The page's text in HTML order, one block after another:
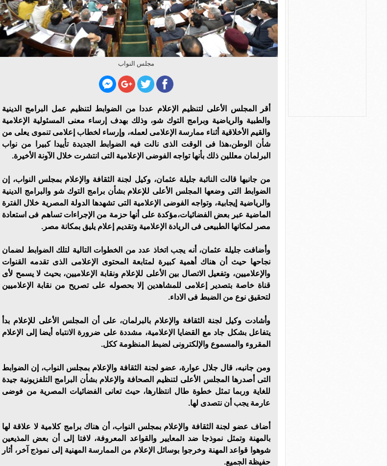
مجلس النواب
أقر المجلس الأعلى لتنظيم الإعلام عددا من الضوابط لتنظيم عمل البرامج الدينية
والطبية والرياضية وبرامج التوك شو، وذلك بهدف إرساء معنى المسئولية الإعلامية
والقيم الأخلاقية أثناء ممارسة الإعلامى لعمله، وإرساء لخطاب إعلامى تنموى يعلى من
شأن الوطن،هذا فى الوقت الذى نالت فيه الضوابط الجديدة تأييدا كبيرا من نواب
البرلمان معللين ذلك بأنها تواجه الفوضى الإعلامية التى انتشرت خلال الآونة الأخيرة.
من جانبها قالت النائبة جليلة عثمان، وكيل لجنة الثقافة والإعلام بمجلس النواب، إن
الضوابط التى وضعها المجلس الأعلى للإعلام بشأن برامج التوك شو والبرامج الدينية
والرياضية إيجابية، وتواجه الفوضى الإعلامية التى تشهدها الدولة المصرية خلال الفترة
الماضية عبر بعض الفضائيات،مؤكدة على أنها حزمة من الإجراءات تساهم فى استعادة
مصر لمكانها الطبيعى فى الريادة الإعلامية وتقديم إعلام يليق بمكانة مصر.
وأضافت جليلة عثمان، أنه يجب اتخاذ عدد من الخطوات التالية لتلك الضوابط لضمان
نجاحها حيث أن هناك أهمية كبيرة لمتابعة المحتوى الإعلامى الذى تقدمه القنوات
والإعلاميين، وتفعيل الاتصال بين الأعلى للإعلام ونقابة الإعلاميين، بحيث لا يسمح لأى
قناة خاصة بتصدير إعلامى للمشاهدين إلا بحصوله على تصريح من نقابة الإعلاميين
لتحقيق نوع من الضبط فى الاداء.
وأشادت وكيل لجنة الثقافة والإعلام بالبرلمان، على أن المجلس الأعلى للإعلام بدأ
يتفاعل بشكل جاد مع القضايا الإعلامية، مشددة على ضرورة الانتباه أيضا إلى الإعلام
المقروء والمسموع والإلكترونى لضبط المنظومة ككل.
ومن جانبه، قال جلال عوارة، عضو لجنة الثقافة والإعلام بمجلس النواب، إن الضوابط
التى أصدرها المجلس الأعلى لتنظيم الصحافة والإعلام بشأن البرامج التلفزيونية جيدة
للغاية وربما تمثل خطوة طال انتظارها، حيث تعانى الفضائيات المصرية من فوضى
عارمة يجب أن نتصدى لها.
أضاف عضو لجنة الثقافة والإعلام بمجلس النواب، أن هناك برامج كلامية لا علاقة لها
بالمهنة وتمثل نموذجا ضد المعايير والقواعد المعروفة، لافتا إلى أن بعض المذيعين
شوهوا قواعد المهنة وخرجوا بوسائل الإعلام من الممارسة المهنية إلى نموذج آخر، أثار
حفيظة الجميع.